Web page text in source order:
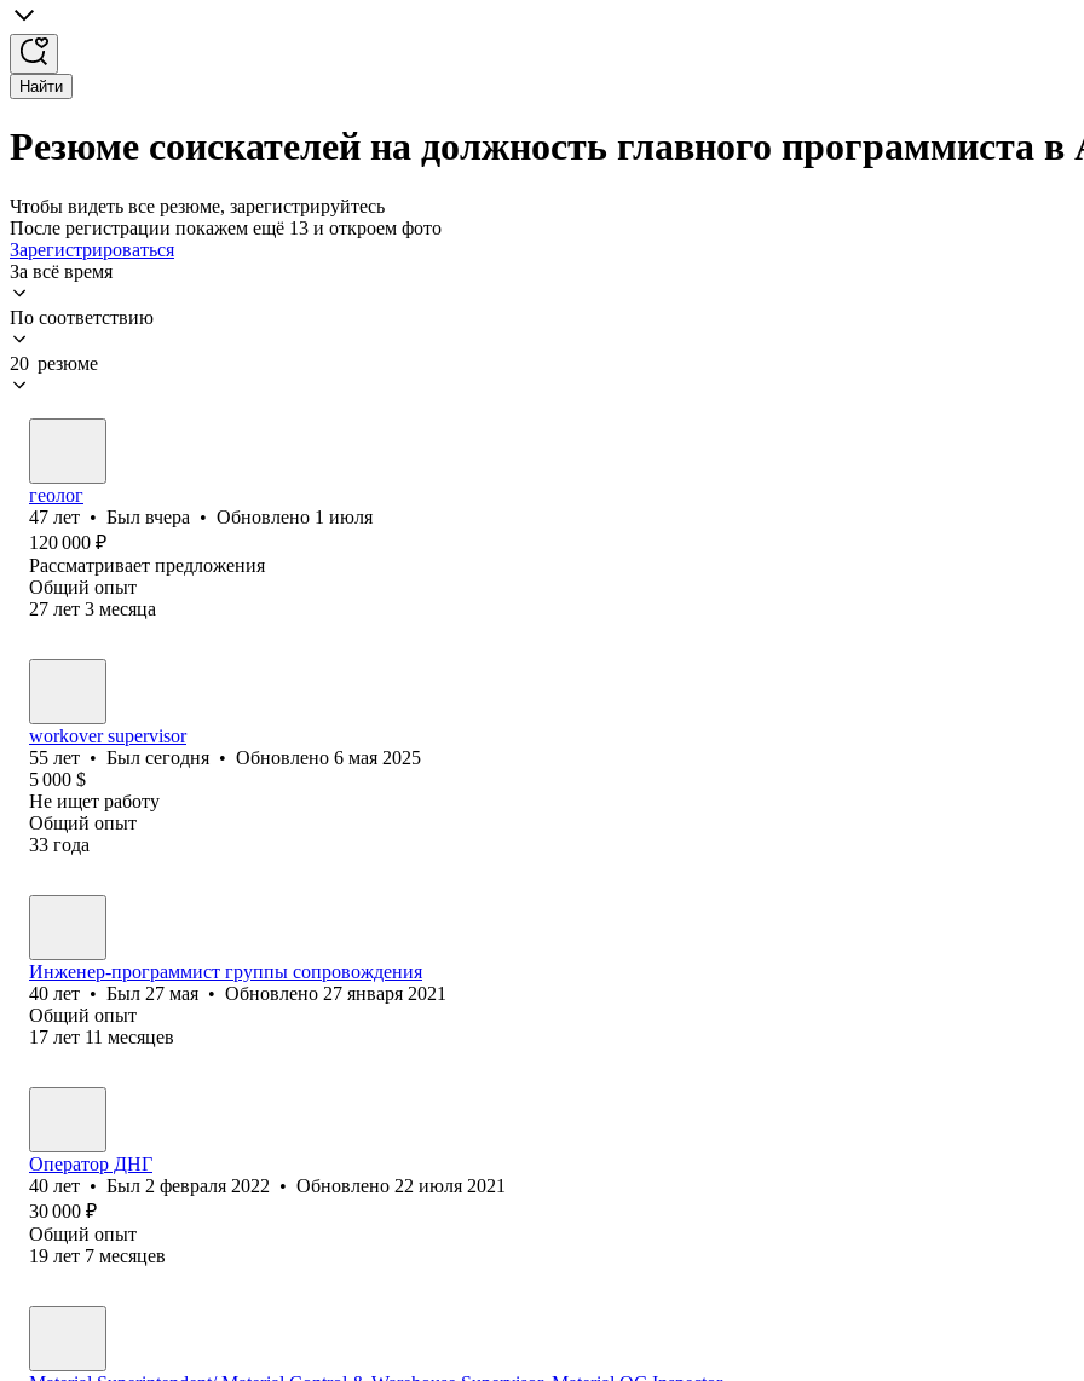
Найти
Резюме соискателей на должность главного программиста в
Чтобы видеть все резюме, зарегистрируйтесь
После регистрации покажем ещё 13 и откроем фото
Зарегистрироваться
За всё время
По соответствию
20 резюме
геолог
47 лет • Был вчера • Обновлено 1 июля
120 000 ₽
Рассматривает предложения
Общий опыт
27 лет 3 месяца
workover supervisor
55 лет • Был сегодня • Обновлено 6 мая 2025
5 000 $
Не ищет работу
Общий опыт
33 года
Инженер-программист группы сопровождения
40 лет • Был 27 мая • Обновлено 27 января 2021
Общий опыт
17 лет 11 месяцев
Оператор ДНГ
40 лет • Был 2 февраля 2022 • Обновлено 22 июля 2021
30 000 ₽
Общий опыт
19 лет 7 месяцев